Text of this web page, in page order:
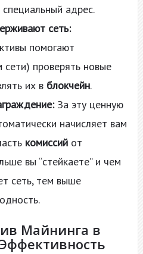
адрес.
сеть:
помогают
сети) проверять новые
их в блокчейн.
За эту ценную
начисляет вам
комиссийот
вы “стейкаете” и чем
сеть, тем выше
Майнинга в